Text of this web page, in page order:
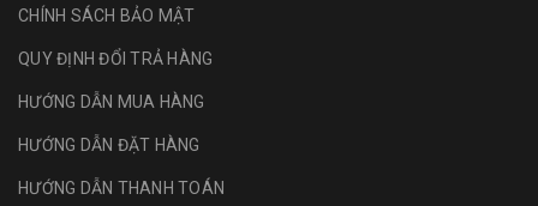
CHÍNH SÁCH BẢO MẬT
QUY ĐỊNH ĐỔI TRẢ HÀNG
HƯỚNG DẪN MUA HÀNG
HƯỚNG DẪN ĐẶT HÀNG
HƯỚNG DẪN THANH TOÁN